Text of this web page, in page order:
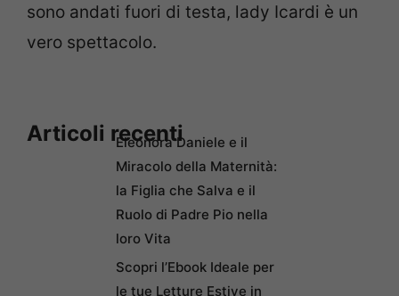
sono andati fuori di testa, lady Icardi è un
vero spettacolo.
Articoli recentiEleonora Daniele e il
Miracolo della Maternità:
la Figlia che Salva e il
Ruolo di Padre Pio nella
loro Vita
Scopri l’Ebook Ideale per
le tue Letture Estive in